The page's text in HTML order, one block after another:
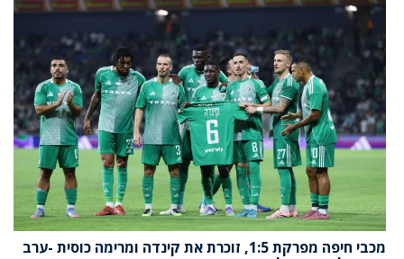
מכבי חיפה מפרקת 1:5, זוכרת את קינדה ומרימה כוסית -ערב